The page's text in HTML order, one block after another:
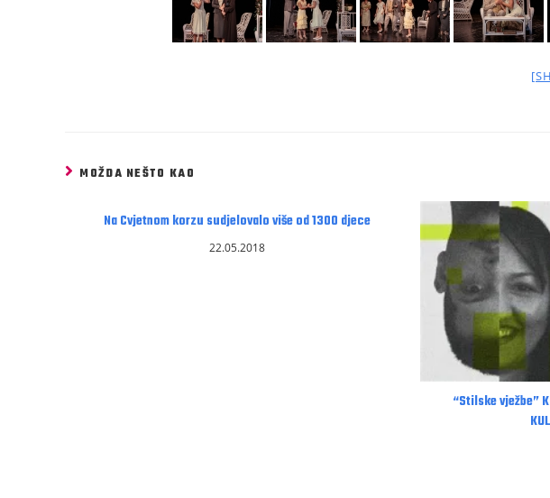
MOŽDA NEŠTO KAO
Na Cvjetnom korzu sudjelovalo više od 1300 djece
22.05.2018
“Stilske vježbe”